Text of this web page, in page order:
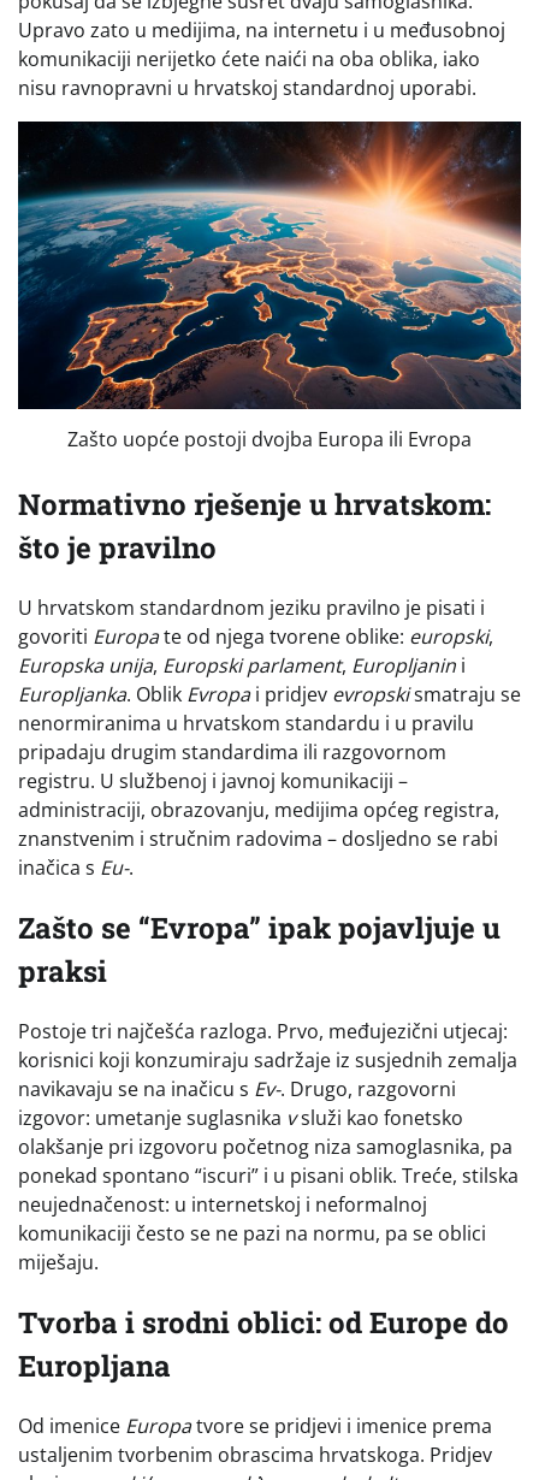
Upravo zato u medijima, na internetu i u međusobnoj
komunikaciji nerijetko ćete naići na oba oblika, iako
nisu ravnopravni u hrvatskoj standardnoj uporabi.
Zašto uopće postoji dvojba Europa ili Evropa
Normativno rješenje u hrvatskom:
što je pravilno
U hrvatskom standardnom jeziku pravilno je pisati i
govoriti Europate od njega tvorene oblike: europski,
Europska unija, Europski parlament, Europljanin i
Europljanka. Oblik Evropai pridjev evropskismatraju se
nenormiranima u hrvatskom standardu i u pravilu
pripadaju drugim standardima ili razgovornom
registru. U službenoj i javnoj komunikaciji –
administraciji, obrazovanju, medijima općeg registra,
znanstvenim i stručnim radovima – dosljedno se rabi
inačica s Eu-.
Zašto se “Evropa” ipak pojavljuje u
praksi
Postoje tri najčešća razloga. Prvo, međujezični utjecaj:
korisnici koji konzumiraju sadržaje iz susjednih zemalja
navikavaju se na inačicu s Ev-. Drugo, razgovorni
izgovor: umetanje suglasnika vsluži kao fonetsko
olakšanje pri izgovoru početnog niza samoglasnika, pa
ponekad spontano “iscuri” i u pisani oblik. Treće, stilska
neujednačenost: u internetskoj i neformalnoj
komunikaciji često se ne pazi na normu, pa se oblici
miješaju.
Tvorba i srodni oblici: od Europe do
Europljana
Od imenice Europatvore se pridjevi i imenice prema
ustaljenim tvorbenim obrascima hrvatskoga. Pridjev